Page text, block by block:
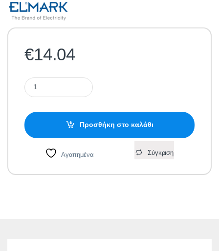
€14.04
ΔΙΑΚΟΠΤΗΣ ΔΥΟ ΘΕΣΕΩΝ ΜΕ ΚΛΕΙΔΙ EL-22X2 1NO+1NC
Προσθήκη στο καλάθι
Αγαπημένα Σύγκριση